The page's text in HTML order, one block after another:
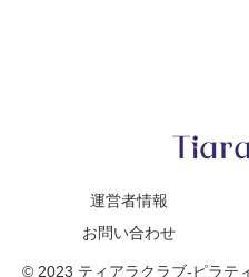
運営者情報
お問い合わせ
© 2023 ティアラクラブ-ピラテ